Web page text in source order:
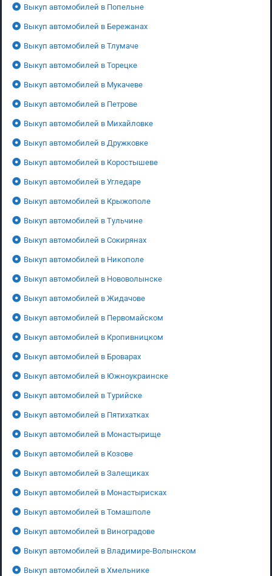
Выкуп автомобилей в Попельне
Выкуп автомобилей в Бережанах
Выкуп автомобилей в Тлумаче
Выкуп автомобилей в Торецке
Выкуп автомобилей в Мукачеве
Выкуп автомобилей в Петрове
Выкуп автомобилей в Михайловке
Выкуп автомобилей в Дружковке
Выкуп автомобилей в Коростышеве
Выкуп автомобилей в Угледаре
Выкуп автомобилей в Крыжополе
Выкуп автомобилей в Тульчине
Выкуп автомобилей в Сокирянах
Выкуп автомобилей в Никополе
Выкуп автомобилей в Нововолынске
Выкуп автомобилей в Жидачове
Выкуп автомобилей в Первомайском
Выкуп автомобилей в Кропивницком
Выкуп автомобилей в Броварах
Выкуп автомобилей в Южноукраинске
Выкуп автомобилей в Турийске
Выкуп автомобилей в Пятихатках
Выкуп автомобилей в Монастырище
Выкуп автомобилей в Козове
Выкуп автомобилей в Залещиках
Выкуп автомобилей в Монастырисках
Выкуп автомобилей в Томашполе
Выкуп автомобилей в Виноградове
Выкуп автомобилей в Владимире-Волынском
Выкуп автомобилей в Хмельнике